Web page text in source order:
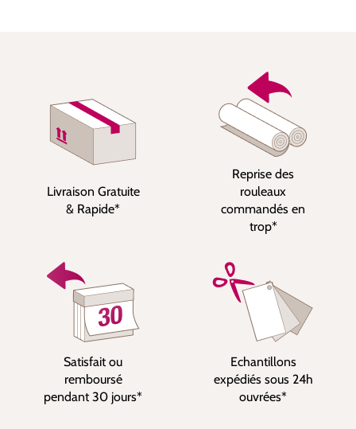
Livraison Gratuite
& Rapide*
Reprise des
rouleaux
commandés en
trop*
Satisfait ou
remboursé
pendant 30 jours*
Echantillons
expédiés sous 24h
ouvrées*